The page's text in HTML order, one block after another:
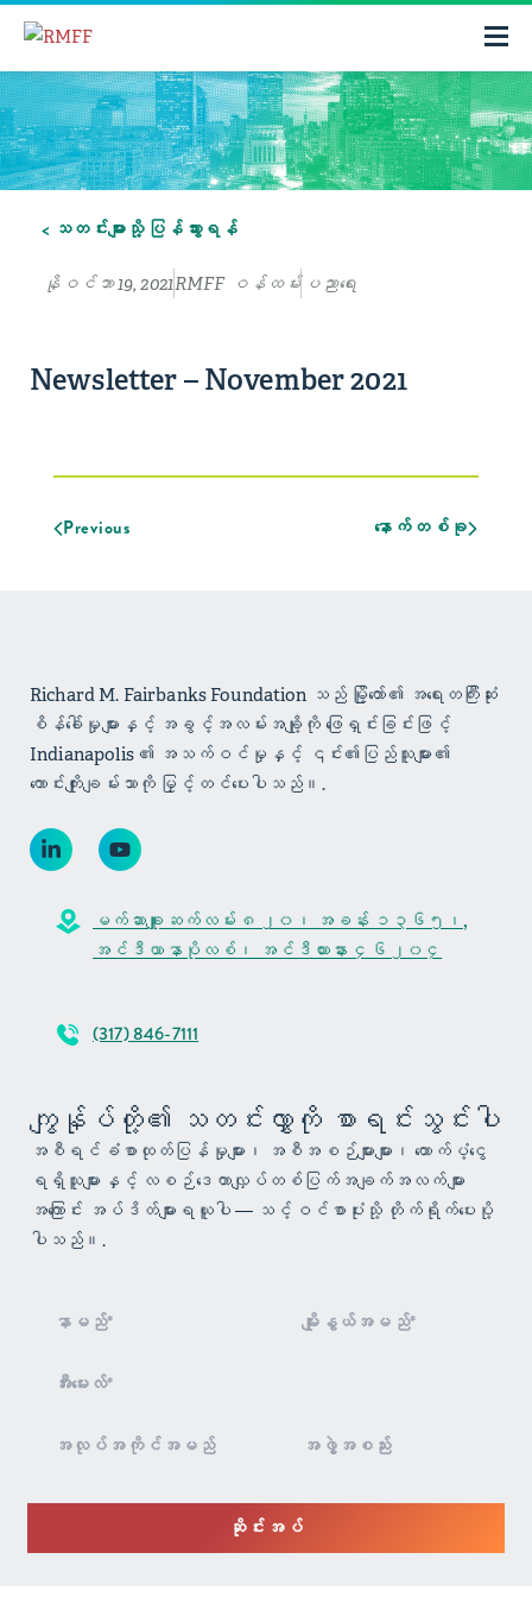
< သတင်းများသို့ ပြန်သွားရန်
နိုဝင်ဘာ 19, 2021RMFF ဝန်ထမ်းပညာရေး
Newsletter – November 2021
Previous နောက်တစ်ခု
Richard M. Fairbanks Foundation သည် မြို့တော်၏ အရေးတကြီးဆုံး
စိန်ခေါ်မှုများနှင့် အခွင့်အလမ်းအချို့ကို ဖြေရှင်းခြင်းဖြင့်
Indianapolis ၏ အသက်ဝင်မှုနှင့် ၎င်း၏ပြည်သူများ၏
ကောင်းကျိုးချမ်းသာကို မြှင့်တင်ပေးပါသည်။.
မက်ဆာချူးဆက်လမ်း ၈၂၀၊ အခန်း ၁၃၆၅၊,
အင်ဒီယာနာပိုလစ်၊ အင်ဒီယားနား ၄၆၂၀၄
(317) 846-7111
ကျွန်ုပ်တို့၏ သတင်းလွှာကို စာရင်းသွင်းပါ
အစီရင်ခံစာထုတ်ပြန်မှုများ၊ အစီအစဉ်များများ၊ ထောက်ပံ့ငွေ
ရရှိသူများနှင့် လစဉ်ဒေတာလျှပ်တစ်ပြက်အချက်အလက်များ
အကြောင်း အပ်ဒိတ်များရယူပါ — သင့်ဝင်စာပုံးသို့ တိုက်ရိုက်ပေးပို့
ပါသည်။.
သတင်းလွှာ
သွင်းခြင်း
ဆိုင်းအပ်